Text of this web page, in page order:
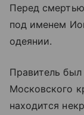
Перед
под именем
одеянии.
Правитель
Московского
находится